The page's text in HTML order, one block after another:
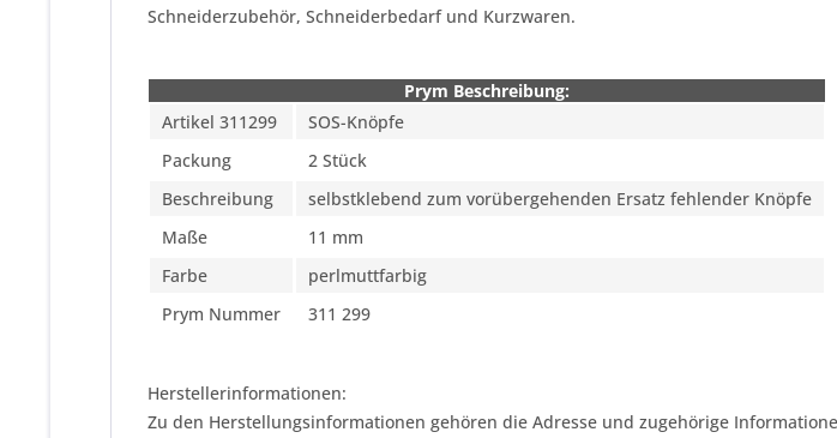
Schneiderzubehör, Schneiderbedarf und Kurzwaren.
Prym Beschreibung:
Artikel 311299
SOS-Knöpfe
Packung
2 Stück
Beschreibung
selbstklebend zum vorübergehenden Ersatz fehlender Knöpfe
Maße
11 mm
Farbe
perlmuttfarbig
Prym Nummer
311 299
Herstellerinformationen:
Zu den Herstellungsinformationen gehören die Adresse und zugehörige